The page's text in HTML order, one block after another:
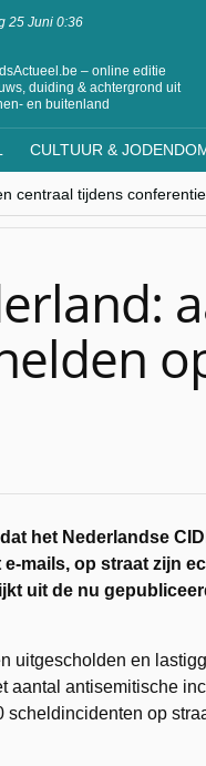
25 Juni 0:36
– online editie
duiding & achtergrond uit
en buitenland
CULTUUR &
centraal tijdens
minderheden begrijpt”,
van Oost-Europa
het Nederlandse
mails, op straat zijn
uit de nu
uitgescholden en
aantal antisemitische
op